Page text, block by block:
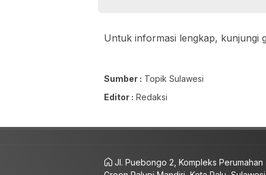
Untuk informasi lengkap, kunjungi
Sumber : Topik Sulawesi
Editor : Redaksi
Jl. Puebongo 2, Kompleks Perumahan